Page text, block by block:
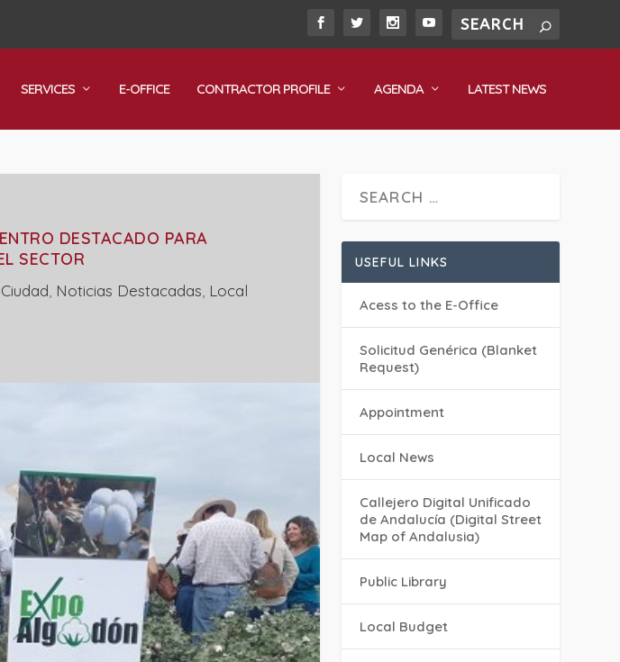
SERVICES E-OFFICE CONTRACTOR PROFILE AGENDA LATEST NEWS
DESTACADO PARA
SECTOR
Ciudad, Noticias Destacadas, Local
USEFUL LINKS
Acess to the E-Office
Solicitud Genérica (Blanket
Request)
Appointment
Local News
Callejero Digital Unificado
de Andalucía (Digital Street
Map of Andalusia)
Public Library
Local Budget